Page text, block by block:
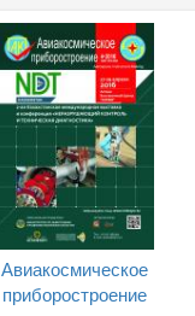
Авиакосмическое
приборостроение